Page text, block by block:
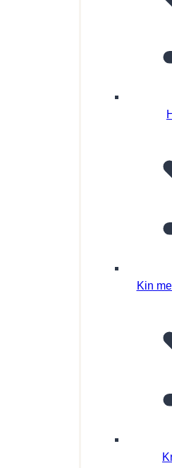
Kin